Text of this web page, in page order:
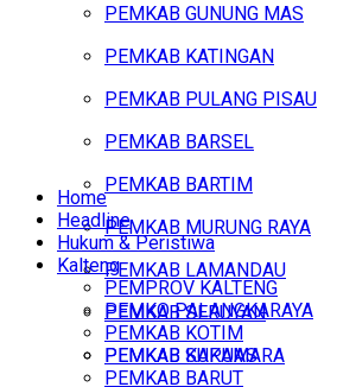
PEMKAB GUNUNG MAS
PEMKAB KATINGAN
PEMKAB PULANG PISAU
PEMKAB BARSEL
PEMKAB BARTIM
PEMKAB MURUNG RAYA
PEMKAB LAMANDAU
PEMKAB SERUYAN
PEMKAB SUKAMARA
Home
Headline
Hukum & Peristiwa
Kalteng
PEMPROV KALTENG
PEMKO PALANGKARAYA
PEMKAB KOTIM
PEMKAB KAPUAS
PEMKAB BARUT